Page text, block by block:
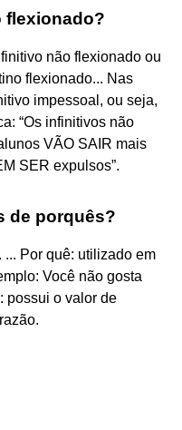
flexionado?
não flexionado ou
flexionado... Nas
impessoal, ou seja,
“Os infinitivos não
VÃO SAIR mais
SER expulsos”.
de porquês?
Por quê: utilizado em
Você não gosta
possui o valor de